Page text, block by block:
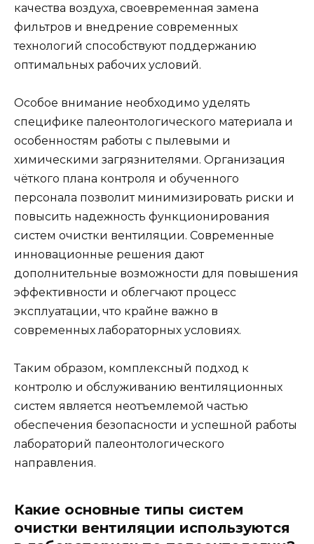
качества воздуха, своевременная замена
фильтров и внедрение современных
технологий способствуют поддержанию
оптимальных рабочих условий.
Особое внимание необходимо уделять
специфике палеонтологического материала и
особенностям работы с пылевыми и
химическими загрязнителями. Организация
чёткого плана контроля и обученного
персонала позволит минимизировать риски и
повысить надежность функционирования
систем очистки вентиляции. Современные
инновационные решения дают
дополнительные возможности для повышения
эффективности и облегчают процесс
эксплуатации, что крайне важно в
современных лабораторных условиях.
Таким образом, комплексный подход к
контролю и обслуживанию вентиляционных
систем является неотъемлемой частью
обеспечения безопасности и успешной работы
лабораторий палеонтологического
направления.
Какие основные типы систем
очистки вентиляции используются